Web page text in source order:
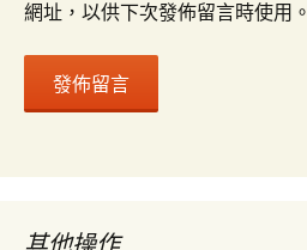
網址，以供下次發佈留言時使用。
其他操作